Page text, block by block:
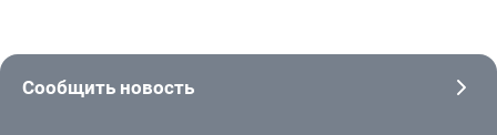
Сообщить новость